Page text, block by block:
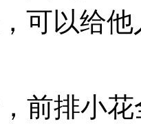
可以给
前排小